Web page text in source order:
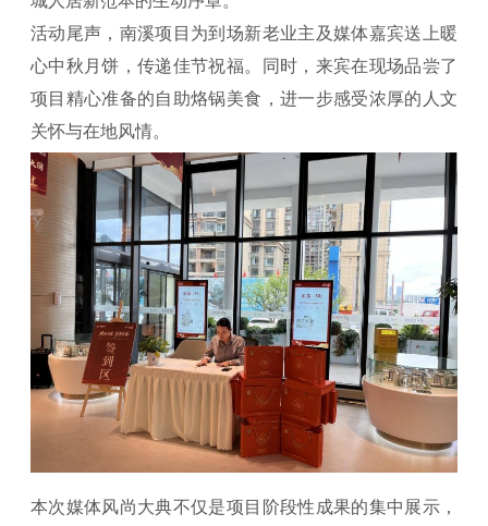
活动尾声，南溪项目为到场新老业主及媒体嘉宾送上暖
心中秋月饼，传递佳节祝福。同时，来宾在现场品尝了
项目精心准备的自助烙锅美食，进一步感受浓厚的人文
关怀与在地风情。
本次媒体风尚大典不仅是项目阶段性成果的集中展示，